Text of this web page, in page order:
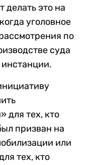
делать это на
уголовное
по
суда
для тех, кто
призван на
или
тех, кто